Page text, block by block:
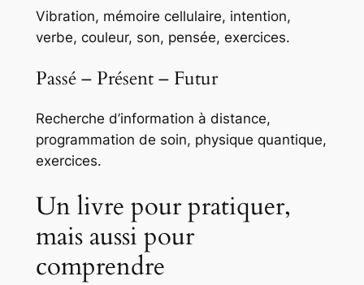
Vibration, mémoire cellulaire, intention,
verbe, couleur, son, pensée, exercices.
Passé – Présent – Futur
Recherche d’information à distance,
programmation de soin, physique quantique,
exercices.
Un livre pour pratiquer,
mais aussi pour
comprendre